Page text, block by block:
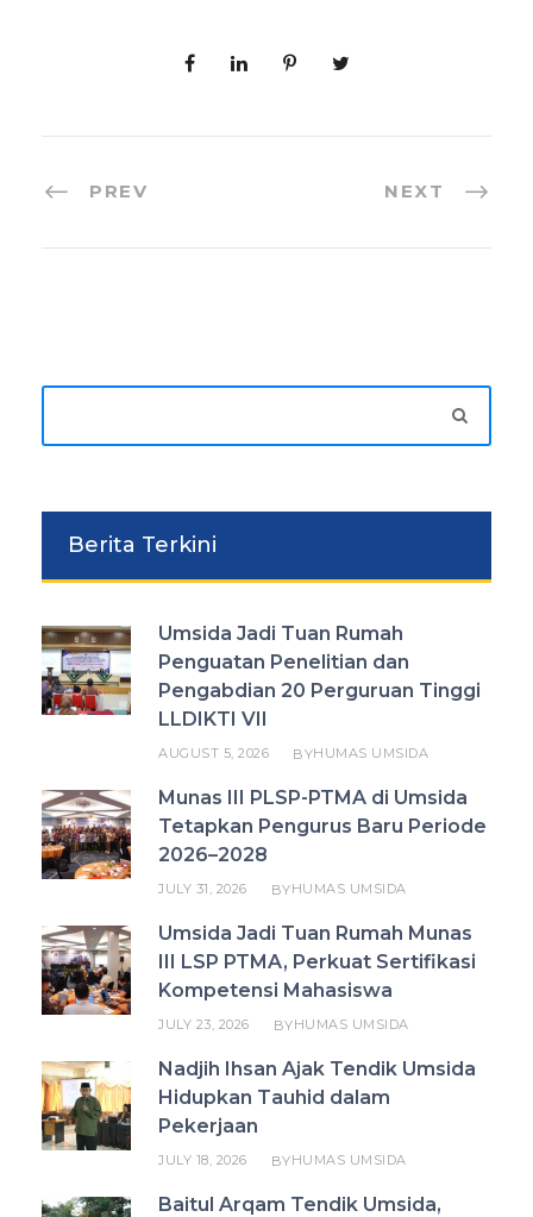
PREV NEXT
Berita Terkini
Umsida Jadi Tuan Rumah
Penguatan Penelitian dan
Pengabdian 20 Perguruan Tinggi
LLDIKTI VII
AUGUST 5, 2026 BYHUMAS UMSIDA
Munas III PLSP-PTMA di Umsida
Tetapkan Pengurus Baru Periode
2026–2028
JULY 31, 2026 BYHUMAS UMSIDA
Umsida Jadi Tuan Rumah Munas
III LSP PTMA, Perkuat Sertifikasi
Kompetensi Mahasiswa
JULY 23, 2026 BYHUMAS UMSIDA
Nadjih Ihsan Ajak Tendik Umsida
Hidupkan Tauhid dalam
Pekerjaan
JULY 18, 2026 BYHUMAS UMSIDA
Baitul Arqam Tendik Umsida,